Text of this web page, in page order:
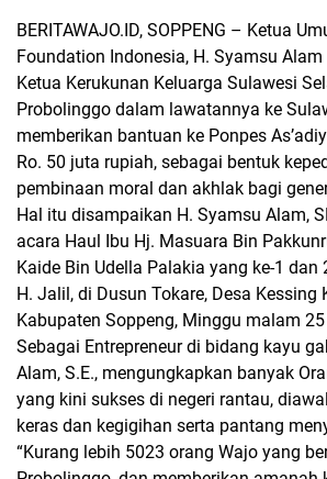
BERITAWAJO.ID, SOPPENG – Ketua
Foundation Indonesia, H. Syamsu Alam
Ketua Kerukunan Keluarga Sulawesi
Probolinggo dalam lawatannya ke
memberikan bantuan ke Ponpes
Ro. 50 juta rupiah, sebagai bentuk
pembinaan moral dan akhlak bagi
Hal itu disampaikan H. Syamsu Alam,
acara Haul Ibu Hj. Masuara Bin
Kaide Bin Udella Palakia yang ke-1 dan
H. Jalil, di Dusun Tokare, Desa Kessing
Kabupaten Soppeng, Minggu malam
Sebagai Entrepreneur di bidang kayu
Alam, S.E., mengungkapkan banyak
yang kini sukses di negeri rantau,
keras dan kegigihan serta pantang
“Kurang lebih 5023 orang Wajo yang